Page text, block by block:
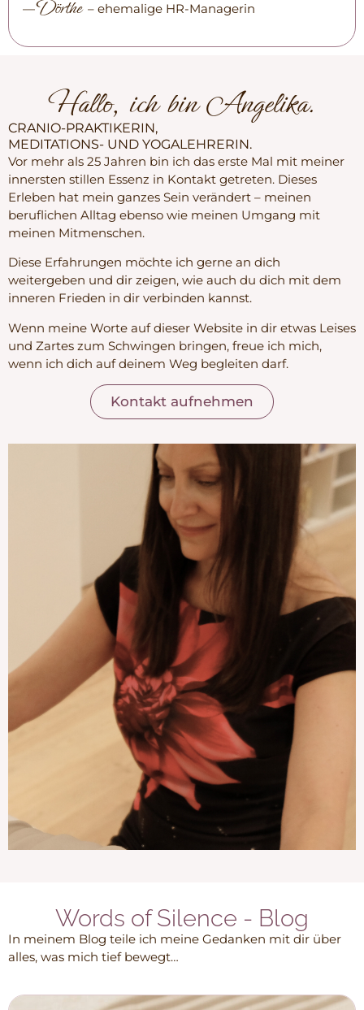
—Dörthe– ehemalige HR-Managerin
Hallo, ich bin Angelika.
CRANIO-PRAKTIKERIN,
MEDITATIONS- UND YOGALEHRERIN.
Vor mehr als 25 Jahren bin ich das erste Mal mit meiner
innersten stillen Essenz in Kontakt getreten. Dieses
Erleben hat mein ganzes Sein verändert – meinen
beruflichen Alltag ebenso wie meinen Umgang mit
meinen Mitmenschen.
Diese Erfahrungen möchte ich gerne an dich
weitergeben und dir zeigen, wie auch du dich mit dem
inneren Frieden in dir verbinden kannst.
Wenn meine Worte auf dieser Website in dir etwas Leises
und Zartes zum Schwingen bringen, freue ich mich,
wenn ich dich auf deinem Weg begleiten darf.
Kontakt aufnehmen
Words of Silence - Blog
In meinem Blog teile ich meine Gedanken mit dir über
alles, was mich tief bewegt…